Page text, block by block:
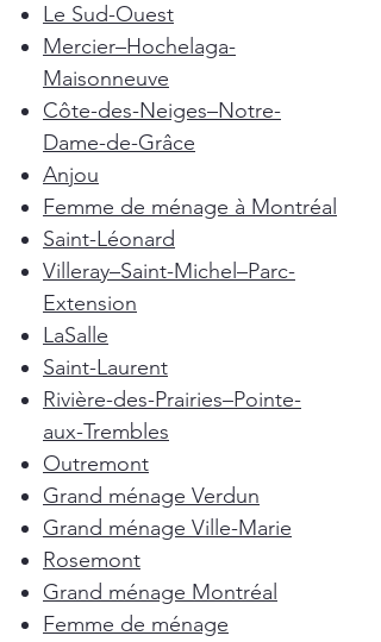
Le Sud-Ouest
Mercier–Hochelaga-
Maisonneuve
Côte-des-Neiges–Notre-
Dame-de-Grâce
Anjou
Femme de ménage à Montréal
Saint-Léonard
Villeray–Saint-Michel–Parc-
Extension
LaSalle
Saint-Laurent
Rivière-des-Prairies–Pointe-
aux-Trembles
Outremont
Grand ménage Verdun
Grand ménage Ville-Marie
Rosemont
Grand ménage Montréal
Femme de ménage